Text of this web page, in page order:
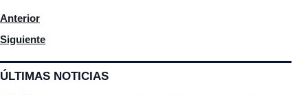
ÚLTIMAS NOTICIAS
Artículo anterior: La ETED reafirma la calidad en el control
Anterior
Artículo siguiente: RD recibirá extranjeros sean deportados
Siguiente